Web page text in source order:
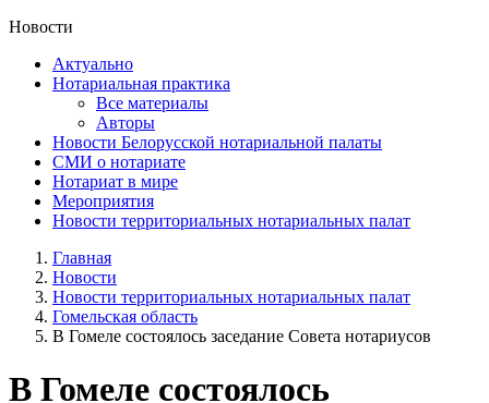
Новости
Актуально
Нотариальная практика
Все материалы
Авторы
Новости Белорусской нотариальной палаты
СМИ о нотариате
Нотариат в мире
Мероприятия
Новости территориальных нотариальных палат
Главная
Новости
Новости территориальных нотариальных палат
Гомельская область
В Гомеле состоялось заседание Совета нотариусов
В Гомеле состоялось